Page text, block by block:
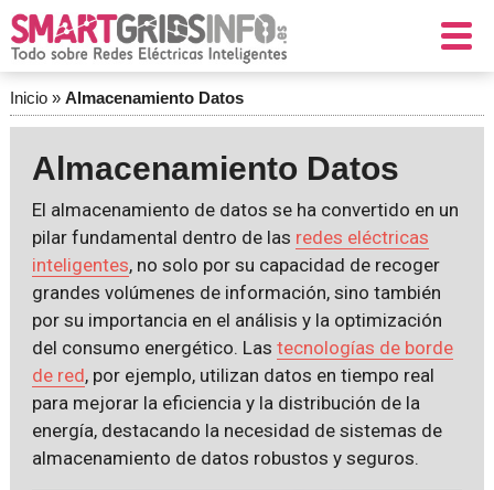
Inicio» Almacenamiento Datos
Almacenamiento Datos
El almacenamiento de datos se ha convertido en un
pilar fundamental dentro de las redes eléctricas
inteligentes, no solo por su capacidad de recoger
grandes volúmenes de información, sino también
por su importancia en el análisis y la optimización
del consumo energético. Las tecnologías de borde
de red, por ejemplo, utilizan datos en tiempo real
para mejorar la eficiencia y la distribución de la
energía, destacando la necesidad de sistemas de
almacenamiento de datos robustos y seguros.